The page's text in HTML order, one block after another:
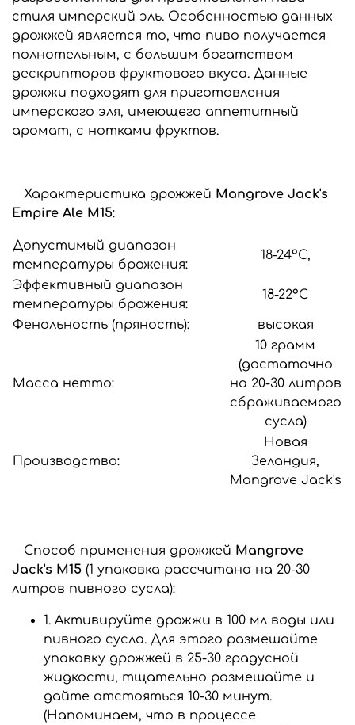
стиля имперский эль. Особенностью данных
дрожжей является то, что пиво получается
полнотельным, с большим богатством
дескрипторов фруктового вкуса. Данные
дрожжи подходят для приготовления
имперского эля, имеющего аппетитный
аромат, с нотками фруктов.
Характеристика дрожжей Mangrove Jack's
Empire Ale M15:
Допустимый диапазон
температуры брожения:
18-24°C,
Эффективный диапазон
температуры брожения:
18-22°C
Фенольность (пряность): высокая
Масса нетто:
10 грамм
(достаточно
на 20-30 литров
сбраживаемого
сусла)
Производство:
Новая
Зеландия,
Mangrove Jack's
Способ применения дрожжей Mangrove
Jack's M15 (1 упаковка рассчитана на 20-30
литров пивного сусла):
1. Активируйте дрожжи в 100 мл воды или
пивного сусла. Для этого размешайте
упаковку дрожжей в 25-30 градусной
жидкости, тщательно размешайте и
дайте отстояться 10-30 минут.
(Напоминаем, что в процессе